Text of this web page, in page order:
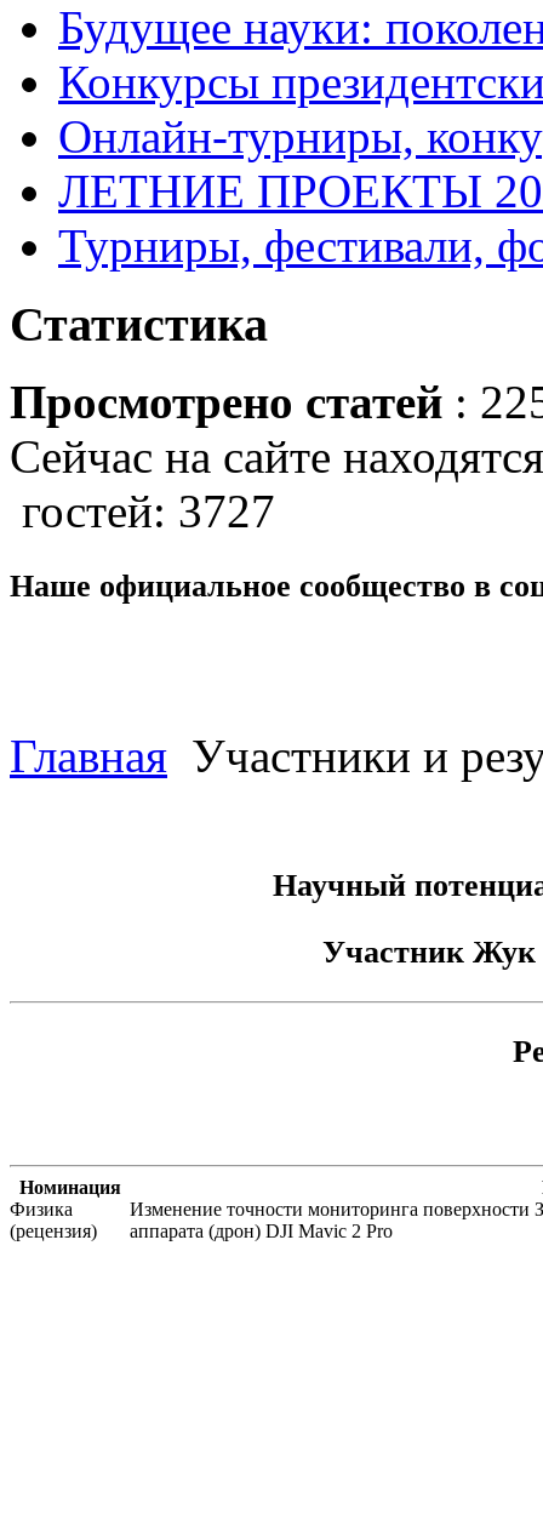
Будущее науки:
Конкурсы
Онлайн-турниры,
ЛЕТНИЕ ПРОЕКТЫ
Турниры, фестивали,
Статистика
Просмотрено статей :
Сейчас на сайте
гостей: 3727
Наше официальное сообщество в
Главная Участники и
Научный
Участник Жук
Номинация
Физика
(рецензия)
Изменение точности мониторинга поверхности
аппарата (дрон) DJI Mavic 2 Pro